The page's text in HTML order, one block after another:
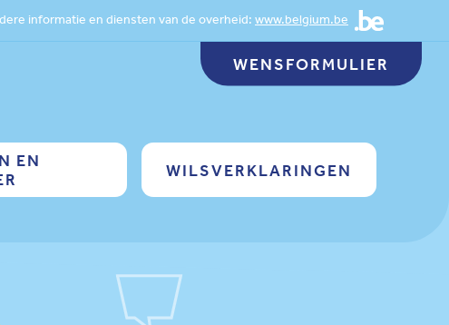
informatie en diensten van de overheid: www.belgium.be
WENSFORMULIER
EN
WILSVERKLARINGEN